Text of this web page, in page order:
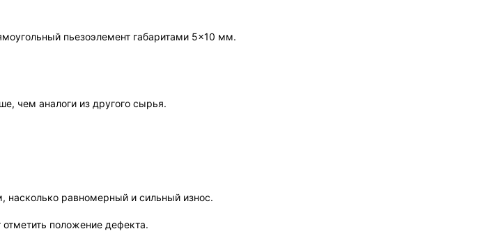
пьезоэлемент габаритами 5×10 мм.
чем аналоги из другого сырья.
насколько равномерный и сильный износ.
положение дефекта.